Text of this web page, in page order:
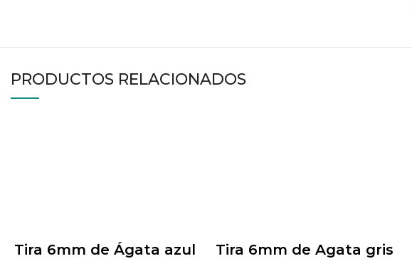
PRODUCTOS RELACIONADOS
Tira 6mm de Ágata azul Tira 6mm de Agata gris